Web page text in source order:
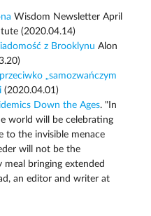
Wisdom Newsletter April
(2020.04.14)
z Brooklynu Alon
„samozwańczym
(2020.04.01)
Down the Ages. "In
world will be celebrating
to the invisible menace
will not be the
bringing extended
an editor and writer at